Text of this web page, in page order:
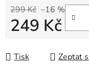
299 Kč –16 %
249 Kč
Tisk Zeptat